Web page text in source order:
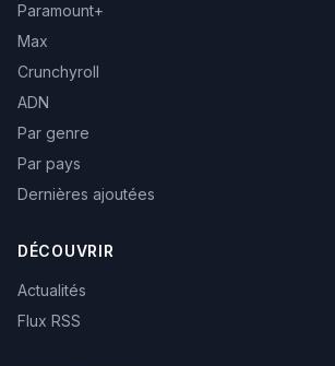
Paramount+
Max
Crunchyroll
ADN
Par genre
Par pays
Dernières ajoutées
DÉCOUVRIR
Actualités
Flux RSS